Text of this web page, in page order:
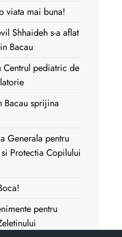
viata mai buna!
Shhaideh s-a aflat
Bacau
Centrul pediatric de
Bacau sprijina
Generala pentru
Protectia Copilului
pentru